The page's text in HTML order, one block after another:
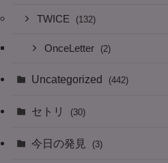
TWICE (132)
OnceLetter (2)
Uncategorized (442)
セトリ (30)
今日の発見 (3)